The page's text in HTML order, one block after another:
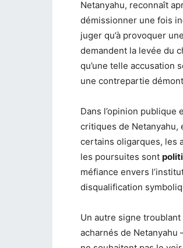
Netanyahu, reconnaît
démissionner une fois
juger qu’à provoquer
demandent la levée du
qu’une telle accusation
une contrepartie
Dans l’opinion
critiques de Netanyahu,
certains oligarques, les
les poursuites sont
méfiance envers
disqualification
Un autre signe
acharnés de